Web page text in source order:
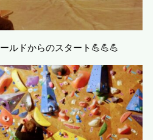
ルドからのスタート💪💪💪